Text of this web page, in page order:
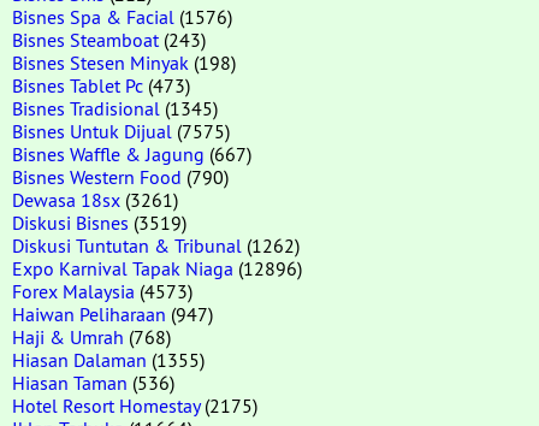
Bisnes Spa & Facial (1576)
Bisnes Steamboat (243)
Bisnes Stesen Minyak (198)
Bisnes Tablet Pc (473)
Bisnes Tradisional (1345)
Bisnes Untuk Dijual (7575)
Bisnes Waffle & Jagung (667)
Bisnes Western Food (790)
Dewasa 18sx (3261)
Diskusi Bisnes (3519)
Diskusi Tuntutan & Tribunal (1262)
Expo Karnival Tapak Niaga (12896)
Forex Malaysia (4573)
Haiwan Peliharaan (947)
Haji & Umrah (768)
Hiasan Dalaman (1355)
Hiasan Taman (536)
Hotel Resort Homestay(2175)